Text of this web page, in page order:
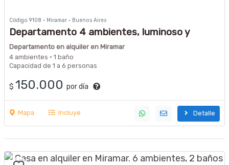
Código 9108 · Miramar · Buenos Aires
Departamento 4 ambientes, luminoso y
excelente ubicación Disponible DICIEMBRE,
FEBRERO y MARZO
Departamento en alquiler en Miramar
4 ambientes · 1 baño
Capacidad de 1 a 6 personas
$ 150.000 por día
Mapa Incluye Detalle